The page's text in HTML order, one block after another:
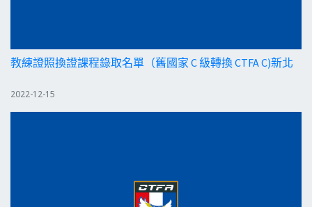
教練證照換證課程錄取名單（舊國家 C 級轉換 CTFA C)新北
2022-12-15